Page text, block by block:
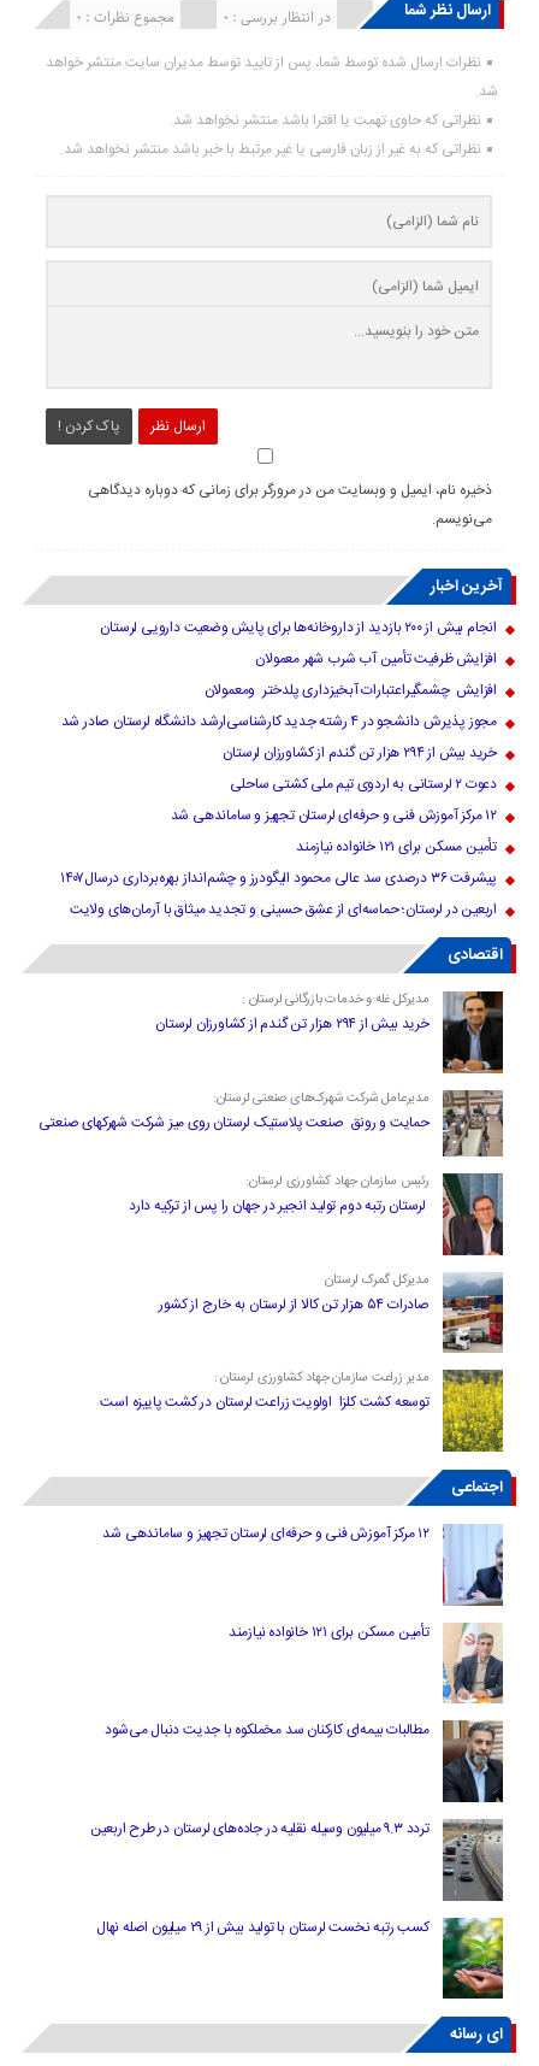
ارسال نظر شما
مجموع نظرات : 0 در انتظار بررسی : 0 انتشار یافته : ۰
نظرات ارسال شده توسط شما، پس از تایید توسط مدیران سایت منتشر خواهد
شد.
نظراتی که حاوی تهمت یا افترا باشد منتشر نخواهد شد.
نظراتی که به غیر از زبان فارسی یا غیر مرتبط با خبر باشد منتشر نخواهد شد.
ارسال نظر پاک کردن !
ذخیره نام، ایمیل و وبسایت من در مرورگر برای زمانی که دوباره دیدگاهی
می‌نویسم.
آخرین اخبار
انجام بیش از ۲۰۰ بازدید از داروخانه‌ها برای پایش وضعیت دارویی لرستان
افزایش ظرفیت تأمین آب شرب شهر معمولان
افزایش چشمگیراعتبارات آبخیزداری پلدختر ومعمولان
مجوز پذیرش دانشجو در ۴ رشته جدید کارشناسی‌ارشد دانشگاه لرستان صادر شد
خرید بیش از ۲۹۴ هزار تن گندم از کشاورزان لرستان
دعوت ۲ لرستانی به اردوی تیم ملی کشتی ساحلی
۱۲ مرکز آموزش فنی و حرفه‌ای لرستان تجهیز و ساماندهی شد
تأمین مسکن برای ۱۲۱ خانواده نیازمند
پیشرفت ۳۶ درصدی سد عالی محمود الیگودرز و چشم‌انداز بهره‌برداری درسال۱۴۰۷
اربعین در لرستان؛ حماسه‌ای از عشق حسینی و تجدید میثاق با آرمان‌های ولایت
اقتصادی
مدیرکل غله و خدمات بازرگانی لرستان :
خرید بیش از ۲۹۴ هزار تن گندم از کشاورزان لرستان
مدیرعامل شرکت شهرک‌های صنعتی لرستان:
حمایت و رونق صنعت پلاستیک لرستان روی میز شرکت شهرکهای صنعتی
رئیس سازمان جهاد کشاورزی لرستان:
لرستان رتبه دوم تولید انجیر در جهان را پس از ترکیه دارد
مدیرکل گمرک لرستان
صادرات ۵۴ هزار تن کالا از لرستان به خارج از کشور
مدیر زراعت سازمان جهاد کشاورزی لرستان :
توسعه کشت کلزا اولویت زراعت لرستان در کشت پاییزه است
اجتماعی
۱۲ مرکز آموزش فنی و حرفه‌ای لرستان تجهیز و ساماندهی شد
تأمین مسکن برای ۱۲۱ خانواده نیازمند
مطالبات بیمه‌ای کارکنان سد مخملکوه با جدیت دنبال می‌شود
تردد ۹.۳ میلیون وسیله نقلیه در جاده‌های لرستان در طرح اربعین
کسب رتبه نخست لرستان با تولید بیش از ۲۹ میلیون اصله نهال
ای رسانه